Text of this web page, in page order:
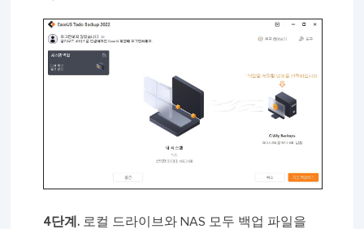
4단계. 로컬 드라이브와 NAS 모두 백업 파일을